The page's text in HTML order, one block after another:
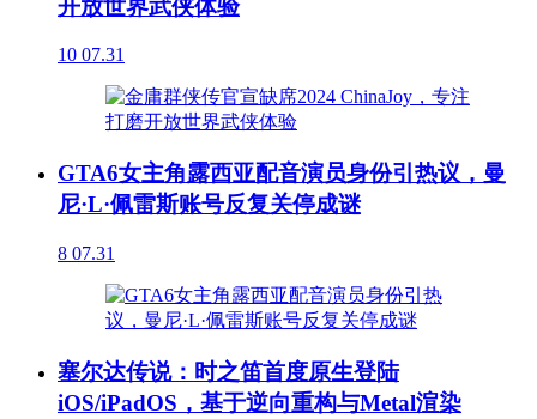
开放世界武侠体验
10 07.31
GTA6女主角露西亚配音演员身份引热议，曼
尼·L·佩雷斯账号反复关停成谜
8 07.31
塞尔达传说：时之笛首度原生登陆
iOS/iPadOS，基于逆向重构与Metal渲染